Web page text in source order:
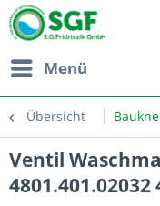
Menü
Übersicht
Ventil
4801.401.02032